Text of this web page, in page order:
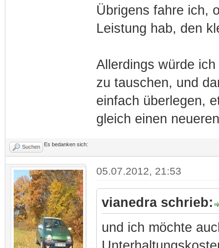
Übrigens fahre ich,
Leistung hab, den
Allerdings würde
zu tauschen, und
einfach überlegen,
gleich einen
Suchen Es bedanken sich:
05.07.2012, 21:53
vianedra schrieb:
und ich möchte